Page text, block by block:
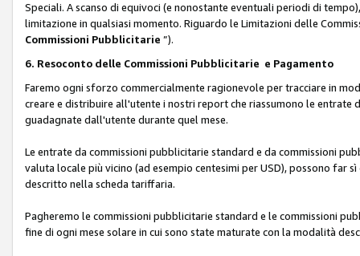
Speciali. A scanso di equivoci (e nonostante eventuali periodi di
limitazione in qualsiasi momento. Riguardo le Limitazioni delle
Commissioni Pubblicitarie ”).
6. Resoconto delle Commissioni Pubblicitarie e Pagamento
Faremo ogni sforzo commercialmente ragionevole per tracciare in
creare e distribuire all'utente i nostri report che riassumono le
guadagnate dall'utente durante quel mese.
Le entrate da commissioni pubblicitarie standard e da commissioni
valuta locale più vicino (ad esempio centesimi per USD), possono far
descritto nella scheda tariffaria.
Pagheremo le commissioni pubblicitarie standard e le commissioni
fine di ogni mese solare in cui sono state maturate con la modalità